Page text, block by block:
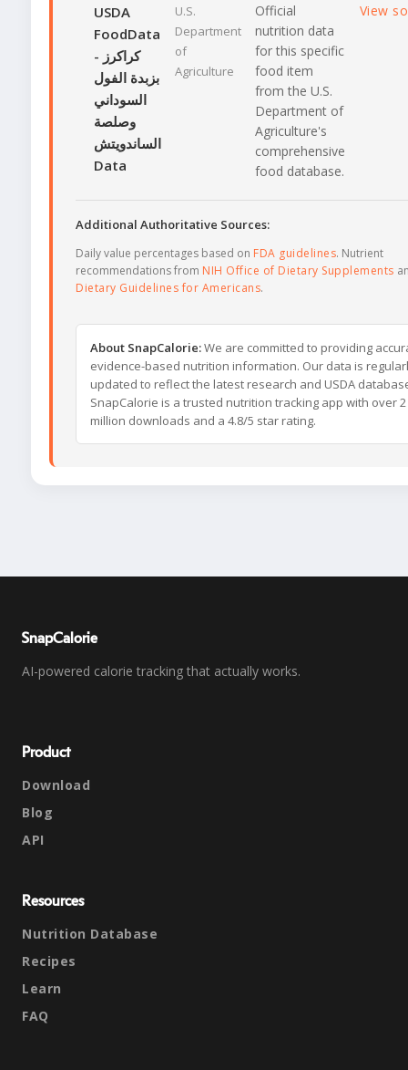
USDA
FoodData
- كراكرز
بزبدة الفول
السوداني
وصلصة
الساندويتش
Data
U.S.
Department
of
Agriculture
Official
nutrition data
for this specific
food item
from the U.S.
Department of
Agriculture's
comprehensive
food database.
View
Additional Authoritative Sources:
Daily value percentages based on FDA guidelines. Nutrient
recommendations from NIH Office of Dietary Supplements
Dietary Guidelines for Americans.
About SnapCalorie:We are committed to providing
evidence-based nutrition information. Our data is
updated to reflect the latest research and USDA
SnapCalorie is a trusted nutrition tracking app with over 2
million downloads and a 4.8/5 star rating.
SnapCalorie
AI-powered calorie tracking that actually works.
Product
Download
Blog
API
Resources
Nutrition Database
Recipes
Learn
FAQ